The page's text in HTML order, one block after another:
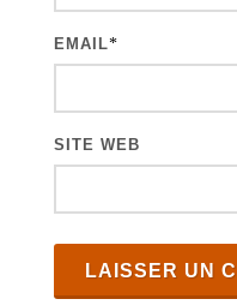
EMAIL*
SITE WEB